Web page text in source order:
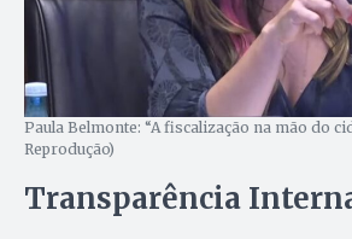
Paula Belmonte: “A fiscalização na mão do
Reprodução)
Transparência